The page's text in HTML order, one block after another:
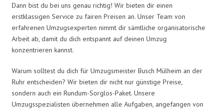
Dann bist du bei uns genau richtig! Wir bieten dir einen
erstklassigen Service zu fairen Preisen an. Unser Team von
erfahrenen Umzugsexperten nimmt dir sämtliche organisatorische
Arbeit ab, damit du dich entspannt auf deinen Umzug
konzentrieren kannst.
Warum solltest du dich für Umzugsmeister Busch Mülheim an der
Ruhr entscheiden? Wir bieten dir nicht nur günstige Preise,
sondern auch ein Rundum-Sorglos-Paket. Unsere
Umzugsspezialisten übernehmen alle Aufgaben, angefangen von